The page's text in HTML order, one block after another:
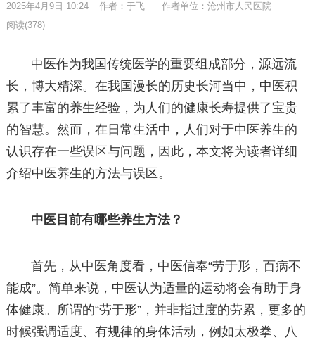
作者：于飞 作者单位：沧州市人民医院
2025年4月9日 10:24
阅读(378)
中医作为我国传统医学的重要组成部分，源远流
长，博大精深。在我国漫长的历史长河当中，中医积
累了丰富的养生经验，为人们的健康长寿提供了宝贵
的智慧。然而，在日常生活中，人们对于中医养生的
认识存在一些误区与问题，因此，本文将为读者详细
介绍中医养生的方法与误区。
中医目前有哪些养生方法？
首先，从中医角度看，中医信奉“劳于形，百病不
能成”。简单来说，中医认为适量的运动将会有助于身
体健康。所谓的“劳于形”，并非指过度的劳累，更多的
时候强调适度、有规律的身体活动，例如太极拳、八